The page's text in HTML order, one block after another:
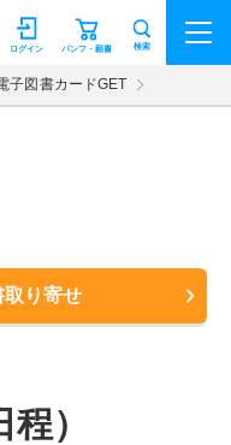
パンフ・願書
ログイン 検索
子図書カードGET
取り寄せ
）